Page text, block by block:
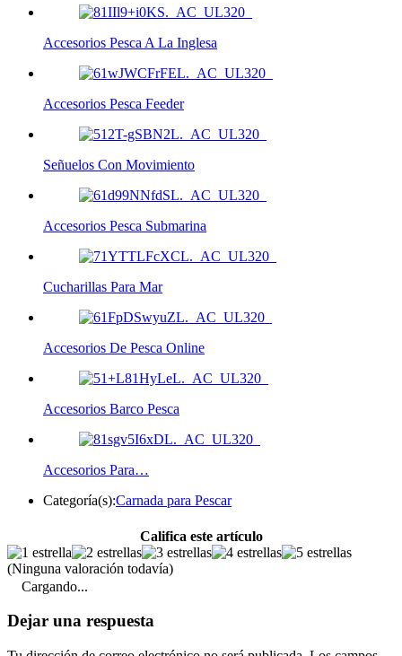
Accesorios Pesca A La Inglesa
Accesorios Pesca Feeder
Señuelos Con Movimiento
Accesorios Pesca Submarina
Cucharillas Para Mar
Accesorios De Pesca Online
Accesorios Barco Pesca
Accesorios Para…
Categoría(s):Carnada para Pescar
Califica este artículo
(Ninguna valoración todavía)
Cargando...
Dejar una respuesta